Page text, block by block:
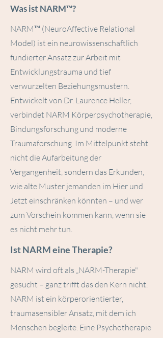
Was ist NARM™?
NARM™ (NeuroAffective Relational
Model) ist ein neurowissenschaftlich
fundierter Ansatz zur Arbeit mit
Entwicklungstrauma und tief
verwurzelten Beziehungsmustern.
Entwickelt von Dr. Laurence Heller,
verbindet NARM Körperpsychotherapie,
Bindungsforschung und moderne
Traumaforschung. Im Mittelpunkt steht
nicht die Aufarbeitung der
Vergangenheit, sondern das Erkunden,
wie alte Muster jemanden im Hier und
Jetzt einschränken könnten – und wer
zum Vorschein kommen kann, wenn sie
es nicht mehr tun.
Ist NARM eine Therapie?
NARM wird oft als „NARM-Therapie"
gesucht – ganz trifft das den Kern nicht.
NARM ist ein körperorientierter,
traumasensibler Ansatz, mit dem ich
Menschen begleite. Eine Psychotherapie